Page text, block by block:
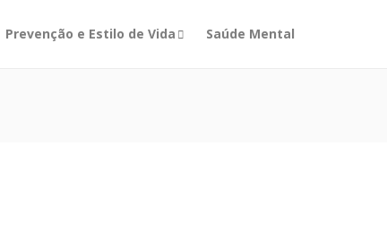
Prevenção e Estilo de Vida Saúde Mental